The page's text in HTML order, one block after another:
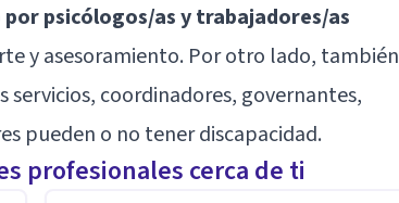
psicólogos/as y trabajadores/as
y asesoramiento. Por otro lado, también
coordinadores, governantes,
pueden o no tener discapacidad.
profesionales cerca de ti